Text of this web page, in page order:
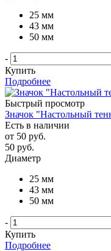
25 мм
43 мм
50 мм
-
Купить
Подробнее
Быстрый просмотр
Значок "Настольный
Есть в наличии
от 50 руб.
50 руб.
Диаметр
25 мм
43 мм
50 мм
-
Купить
Подробнее